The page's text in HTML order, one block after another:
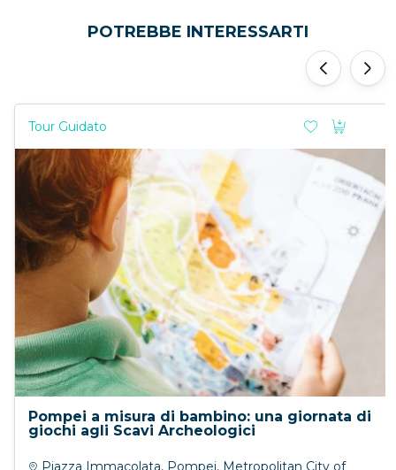
POTREBBE INTERESSARTI
Tour Guidato
Pompei a misura di bambino: una giornata di
giochi agli Scavi Archeologici
Piazza Immacolata, Pompei, Metropolitan City of
‹ ›